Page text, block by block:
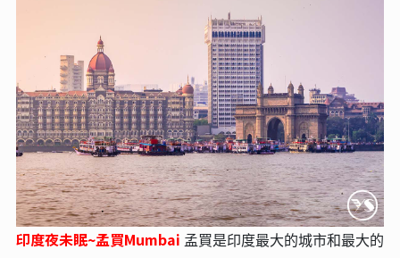
印度夜未眠~孟買Mumbai 孟買是印度最大的城市和最大的